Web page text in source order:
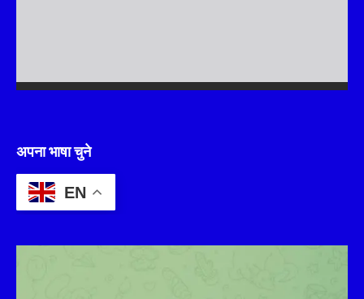
अपना भाषा चुने
EN